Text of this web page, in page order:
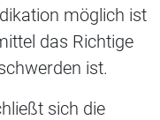
möglich ist
das Richtige
ist.
sich die